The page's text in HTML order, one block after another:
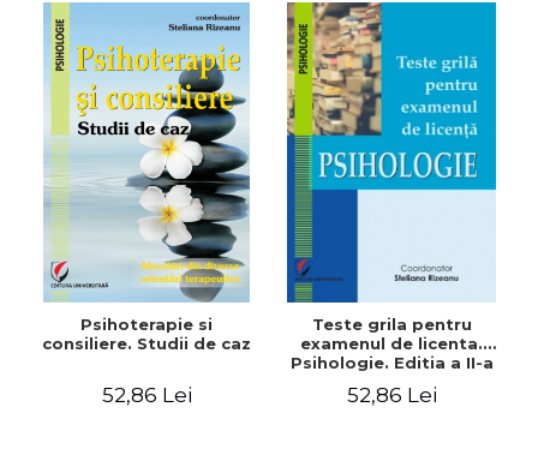
Psihoterapie si
consiliere. Studii de caz
52,86 Lei
Teste grila pentru
examenul de licenta.
Psihologie. Editia a II-a
52,86 Lei